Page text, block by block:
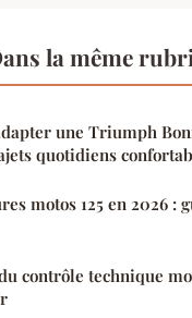
la même
une Triumph
quotidiens
motos 125 en 2026 :
contrôle technique